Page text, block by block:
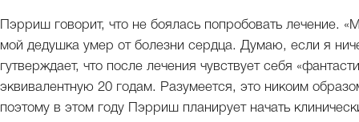
Пэрриш говорит, что не боялась попробовать лечение.
мой дедушка умер от болезни сердца. Думаю, если я
гутверждает, что после лечения чувствует себя
эквивалентную 20 годам. Разумеется, это никоим
поэтому в этом году Пэрриш планирует начать